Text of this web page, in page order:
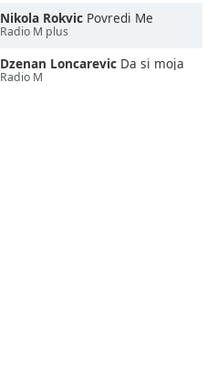
Nikola Rokvic Povredi Me
Radio M plus
Dzenan Loncarevic Da si moja
Radio M